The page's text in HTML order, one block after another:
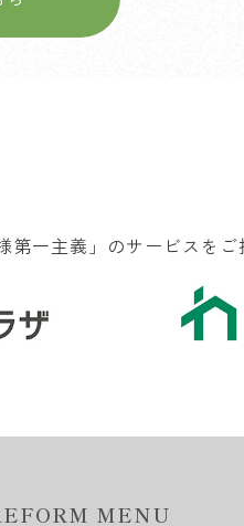
一主義」のサービスをご
MENU